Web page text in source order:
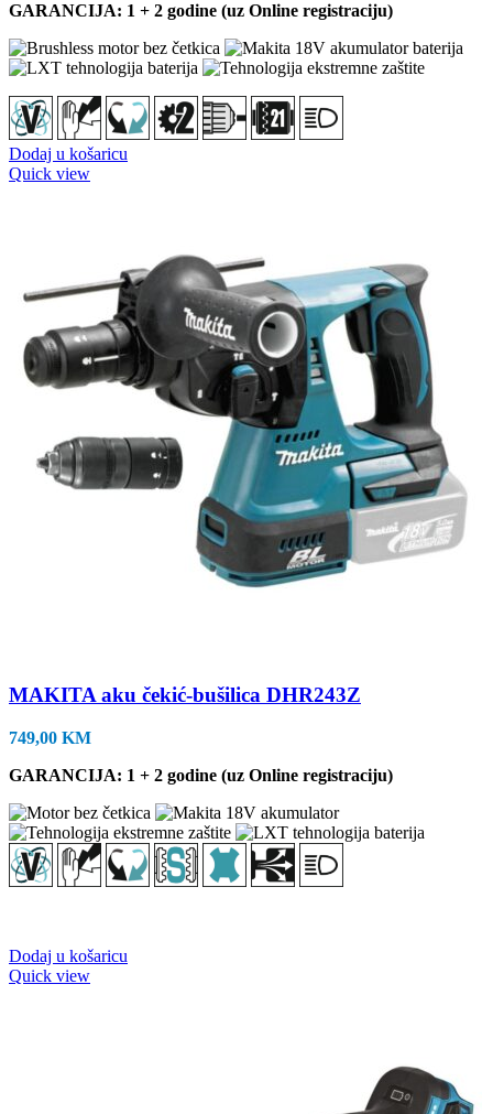
GARANCIJA: 1 + 2 godine (uz Online registraciju)
Dodaj u košaricu
Quick view
MAKITA aku čekić-bušilica DHR243Z
749,00 KM
GARANCIJA: 1 + 2 godine (uz Online registraciju)
Dodaj u košaricu
Quick view